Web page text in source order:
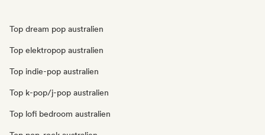
Top dream pop australien
Top elektropop australien
Top indie-pop australien
Top k-pop/j-pop australien
Top lofi bedroom australien